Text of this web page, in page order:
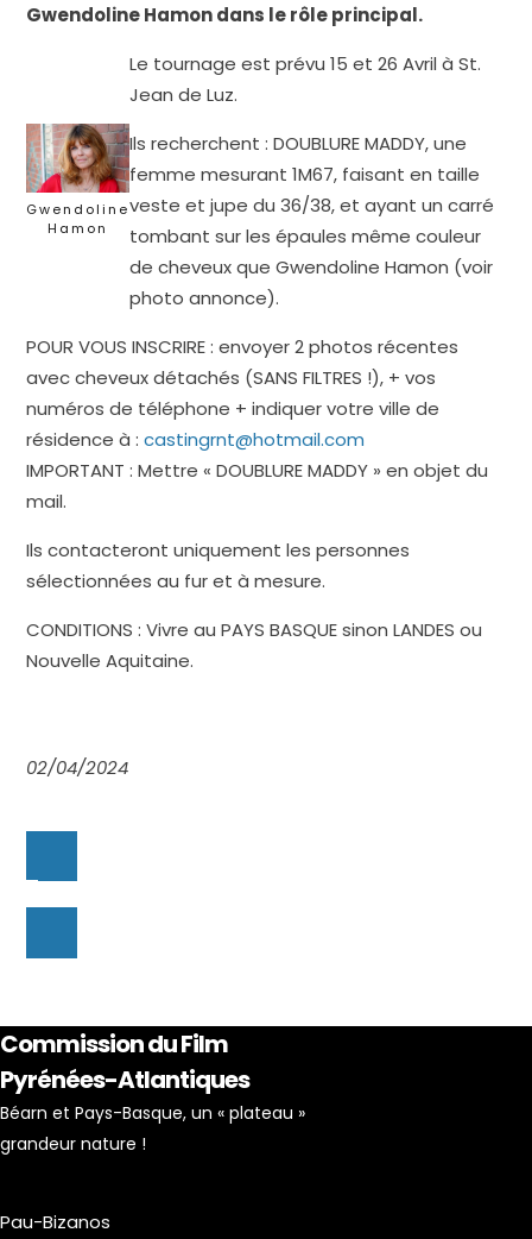
Gwendoline Hamon dans le rôle principal.
Gwendoline
Hamon
Le tournage est prévu 15 et 26 Avril à St.
Jean de Luz.
Ils recherchent : DOUBLURE MADDY, une
femme mesurant 1M67, faisant en taille
veste et jupe du 36/38, et ayant un carré
tombant sur les épaules même couleur
de cheveux que Gwendoline Hamon (voir
photo annonce).
POUR VOUS INSCRIRE : envoyer 2 photos récentes
avec cheveux détachés (SANS FILTRES !), + vos
numéros de téléphone + indiquer votre ville de
résidence à :castingrnt@hotmail.com
IMPORTANT : Mettre « DOUBLURE MADDY » en objet du
mail.
Ils contacteront uniquement les personnes
sélectionnées au fur et à mesure.
CONDITIONS : Vivre au PAYS BASQUE sinon LANDES ou
Nouvelle Aquitaine.
02/04/2024
Commission du Film
Pyrénées-Atlantiques
Béarn et Pays-Basque, un « plateau »
grandeur nature !
Pau-Bizanos